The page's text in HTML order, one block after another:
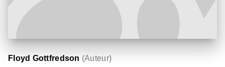
Floyd Gottfredson (Auteur)